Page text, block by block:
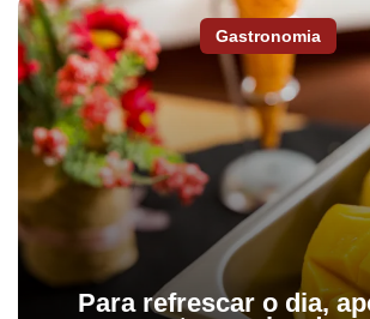
O clube foi representado pelos ciclistas Ed
Claudemir Maciel, Emerson Ferreira,
Castagno Scheneider, William Roberto e
Gastronomia
Para refrescar o dia,